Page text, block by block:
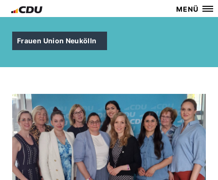
MENÜ
Frauen Union Neukölln